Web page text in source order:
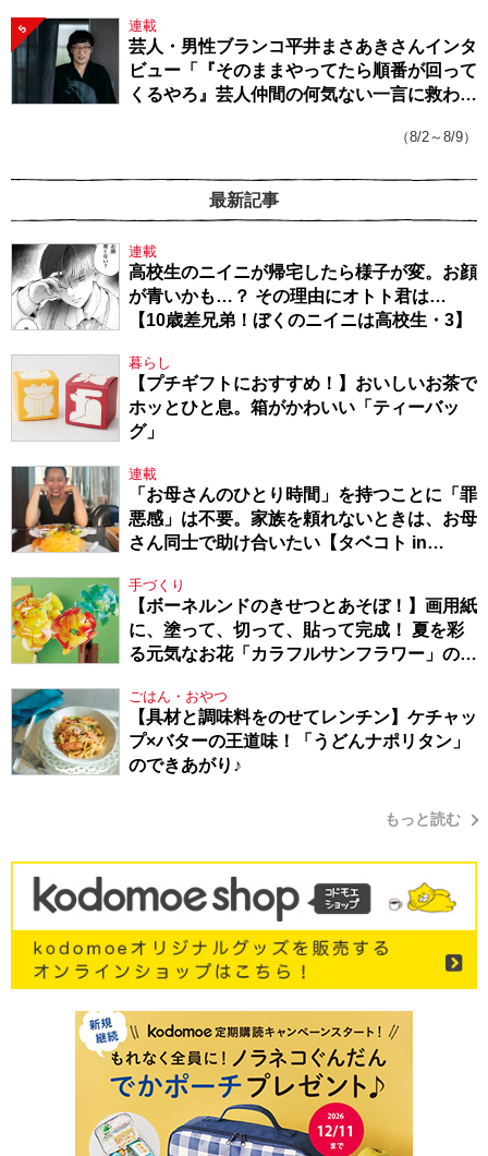
5 連載
芸人・男性ブランコ平井まさあきさんインタ
ビュー「『そのままやってたら順番が回って
くるやろ』芸人仲間の何気ない一言に救われ
（8/2～8/9）
最新記事
連載
高校生のニイニが帰宅したら様子が変。お顔
が青いかも…？ その理由にオトト君は…
【10歳差兄弟！ぼくのニイニは高校生・3】
暮らし
【プチギフトにおすすめ！】おいしいお茶で
ホッとひと息。箱がかわいい「ティーバッ
グ」
連載
「お母さんのひとり時間」を持つことに「罪
悪感」は不要。家族を頼れないときは、お母
さん同士で助け合いたい【タベコト in
手づくり
【ボーネルンドのきせつとあそぼ！】画用紙
に、塗って、切って、貼って完成！ 夏を彩
る元気なお花「カラフルサンフラワー」の作
ごはん・おやつ
【具材と調味料をのせてレンチン】ケチャッ
プ×バターの王道味！「うどんナポリタン」
のできあがり♪
もっと読む